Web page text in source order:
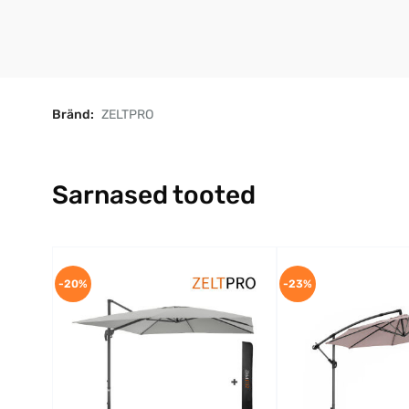
Bränd: ZELTPRO
Sarnased tooted
-20% -23%